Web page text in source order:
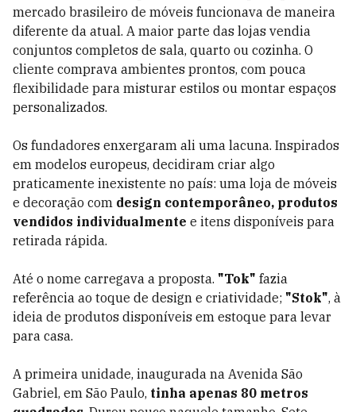
mercado brasileiro de móveis funcionava de maneira
diferente da atual. A maior parte das lojas vendia
conjuntos completos de sala, quarto ou cozinha. O
cliente comprava ambientes prontos, com pouca
flexibilidade para misturar estilos ou montar espaços
personalizados.
Os fundadores enxergaram ali uma lacuna. Inspirados
em modelos europeus, decidiram criar algo
praticamente inexistente no país: uma loja de móveis
e decoração com design contemporâneo, produtos
vendidos individualmente e itens disponíveis para
retirada rápida.
Até o nome carregava a proposta. "Tok" fazia
referência ao toque de design e criatividade; "Stok", à
ideia de produtos disponíveis em estoque para levar
para casa.
A primeira unidade, inaugurada na Avenida São
Gabriel, em São Paulo, tinha apenas 80 metros